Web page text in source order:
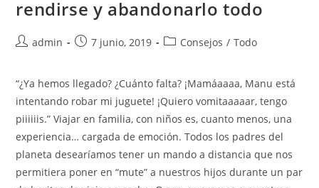
rendirse y abandonarlo todo
admin 7 junio, 2019 Consejos / Todo
“¿Ya hemos llegado? ¿Cuánto falta? ¡Mamáaaaa, Manu está
intentando robar mi juguete! ¡Quiero vomitaaaaar, tengo
piiiiiis.” Viajar en familia, con niños es, cuanto menos, una
experiencia… cargada de emoción. Todos los padres del
planeta desearíamos tener un mando a distancia que nos
permitiera poner en “mute” a nuestros hijos durante un par